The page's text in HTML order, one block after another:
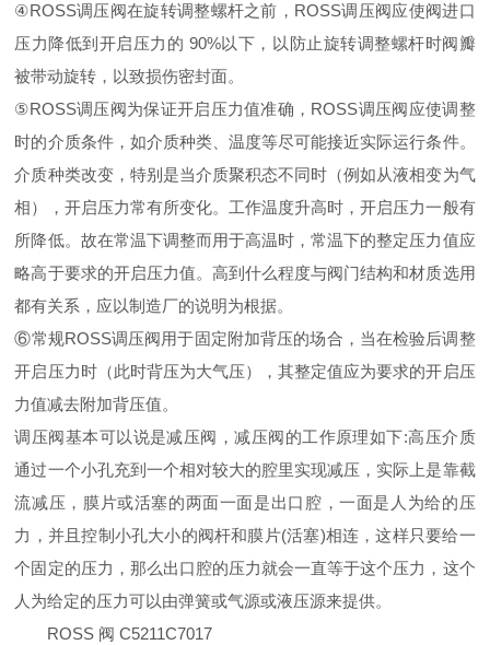
④ROSS调压阀在旋转调整螺杆之前，ROSS调压阀应使阀进口
压力降低到开启压力的 90%以下，以防止旋转调整螺杆时阀瓣
被带动旋转，以致损伤密封面。
⑤ROSS调压阀为保证开启压力值准确，ROSS调压阀应使调整
时的介质条件，如介质种类、温度等尽可能接近实际运行条件。
介质种类改变，特别是当介质聚积态不同时（例如从液相变为气
相），开启压力常有所变化。工作温度升高时，开启压力一般有
所降低。故在常温下调整而用于高温时，常温下的整定压力值应
略高于要求的开启压力值。高到什么程度与阀门结构和材质选用
都有关系，应以制造厂的说明为根据。
⑥常规ROSS调压阀用于固定附加背压的场合，当在检验后调整
开启压力时（此时背压为大气压），其整定值应为要求的开启压
力值减去附加背压值。
调压阀基本可以说是减压阀，减压阀的工作原理如下:高压介质
通过一个小孔充到一个相对较大的腔里实现减压，实际上是靠截
流减压，膜片或活塞的两面一面是出口腔，一面是人为给的压
力，并且控制小孔大小的阀杆和膜片(活塞)相连，这样只要给一
个固定的压力，那么出口腔的压力就会一直等于这个压力，这个
人为给定的压力可以由弹簧或气源或液压源来提供。
ROSS 阀 C5211C7017